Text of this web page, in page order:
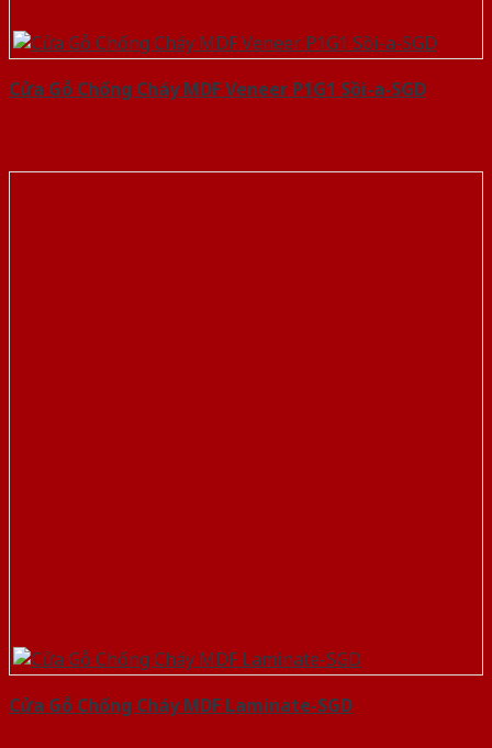
Cửa Gỗ Chống Cháy MDF Veneer P1G1 Sồi-a-SGD
Cửa Gỗ Chống Cháy MDF Laminate-SGD